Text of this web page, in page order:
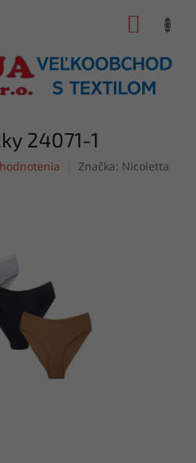
24071-1
Značka: Nicoletta